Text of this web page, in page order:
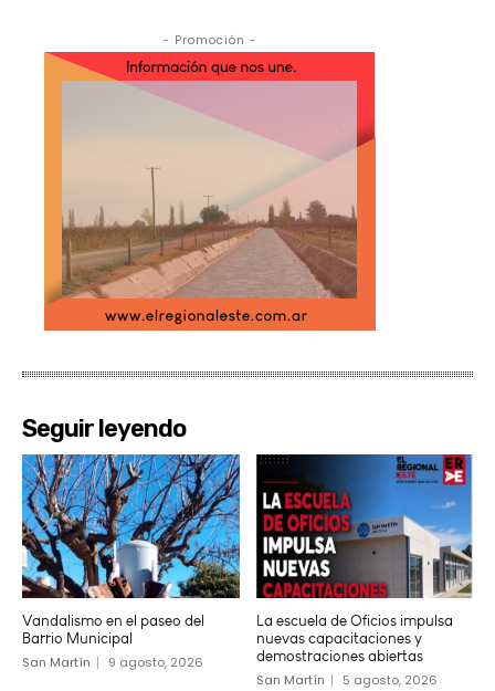
- Promoción -
Seguir leyendo
Vandalismo en el paseo del
Barrio Municipal
San Martín 9 agosto, 2026
La escuela de Oficios impulsa
nuevas capacitaciones y
demostraciones abiertas
San Martín 5 agosto, 2026